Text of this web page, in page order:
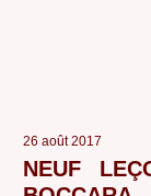
26 août 2017
NEUF